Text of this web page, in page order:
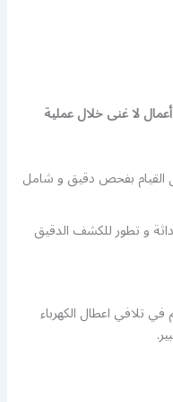
لا غنى خلال عملية
القيام بفحص دقيق و شامل
و تطور للكشف الدقيق
تلافي اعطال الكهرباء